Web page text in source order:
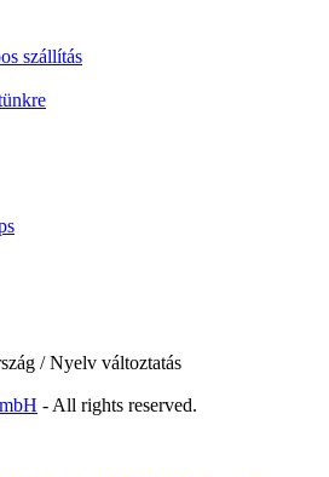
szállítás
/ Nyelv változtatás
- All rights reserved.